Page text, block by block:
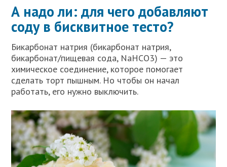
А надо ли: для чего добавляют
соду в бисквитное тесто?
Бикарбонат натрия (бикарбонат натрия,
бикарбонат/пищевая сода, NaHCO3) — это
химическое соединение, которое помогает
сделать торт пышным. Но чтобы он начал
работать, его нужно выключить.